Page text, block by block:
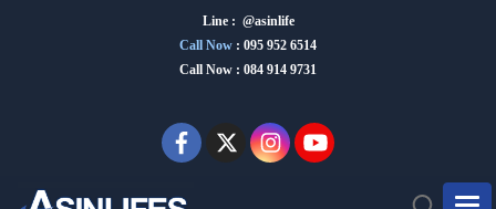
Line : @asinlife
Call Now : 095 952 6514
Call Now : 084 914 9731